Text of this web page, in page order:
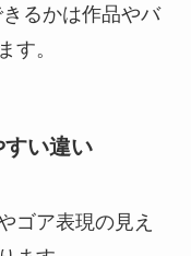
るかは作品やバ
す。
すい違い
ゴア表現の見え